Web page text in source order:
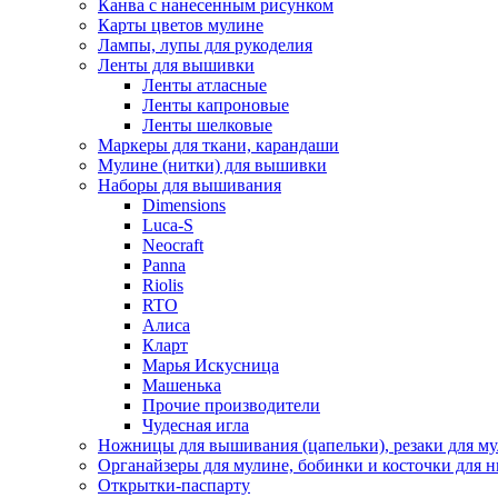
Канва с нанесенным рисунком
Карты цветов мулине
Лампы, лупы для рукоделия
Ленты для вышивки
Ленты атласные
Ленты капроновые
Ленты шелковые
Маркеры для ткани, карандаши
Мулине (нитки) для вышивки
Наборы для вышивания
Dimensions
Luca-S
Neocraft
Panna
Riolis
RTO
Алиса
Кларт
Марья Искусница
Машенька
Прочие производители
Чудесная игла
Ножницы для вышивания (цапельки), резаки для
Органайзеры для мулине, бобинки и косточки для
Открытки-паспарту